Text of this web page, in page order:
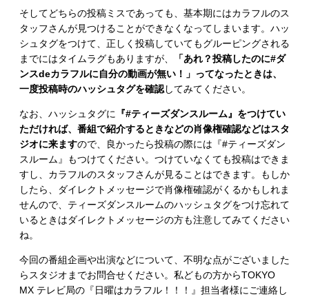
そしてどちらの投稿ミスであっても、基本期にはカラフルのス
タッフさんが見つけることができなくなってしまいます。ハッ
シュタグをつけて、正しく投稿していてもグルーピングされる
までにはタイムラグもありますが、
「あれ？投稿したのに#ダ
ンスdeカラフルに自分の動画が無い！」ってなったときは、
一度投稿時のハッシュタグを確認してみてください。
なお、ハッシュタグに
『#ティーズダンスルーム』をつけてい
ただければ、番組で紹介するときなどの肖像権確認などはスタ
ジオに来ますので、良かったら投稿の際には『#ティーズダン
スルーム』もつけてください。つけていなくても投稿はできま
すし、カラフルのスタッフさんが見ることはできます。もしか
したら、ダイレクトメッセージで肖像権確認がくるかもしれま
せんので、ティーズダンスルームのハッシュタグをつけ忘れて
いるときはダイレクトメッセージの方も注意してみてください
ね。
今回の番組企画や出演などについて、不明な点がございました
らスタジオまでお問合せください。私どもの方からTOKYO
MX テレビ局の『日曜はカラフル！！！』担当者様にご連絡し